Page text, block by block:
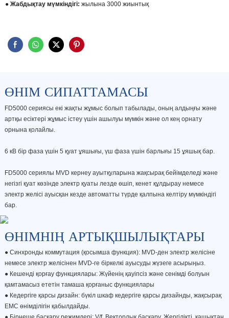
● Жабдықтау мүмкіндігі: жылына 3000 жиынтық
ӨНІМ СИПАТТАМАСЫ
FD5000 сериясы екі жақты жұмыс болып табылады, оның алдыңғы және
артқы есіктері жұмыс істеу үшін ашылуы мүмкін және ол кең орнату
орнына қолайлы.
6 кВ бір фаза үшін 5 қуат ұяшығы, үш фаза үшін барлығы 15 ұяшық бар.
FD5000 сериялы MVD кернеу ауытқуларына жақсырақ бейімделеді және
негізгі қуат көзінде электр қуаты лезде өшіп, кенет құлдырау немесе
электр желісі ауысқан кезде автоматты түрде қалпына келтіру мүмкіндігі
бар.
ӨНІМНІҢ АРТЫҚШЫЛЫҚТАРЫ
● Синхронды коммутация (қосымша функция): MVD-ден электр желісіне
немесе электр желісінен MVD-ге біркелкі ауысуды жүзеге асырыңыз.
● Кешенді қорғау функциялары: Жүйенің қауіпсіз және сенімді болуын
қамтамасыз ететін тамаша қорғаныс функциялары
● Кедергіге қарсы дизайн: бүкіл шкаф кедергіге қарсы дизайнды, жақсырақ
EMC өнімділігін қабылдайды.